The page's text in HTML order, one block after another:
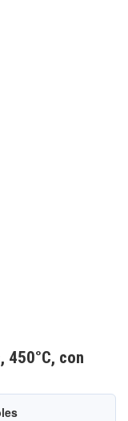
450°C, con